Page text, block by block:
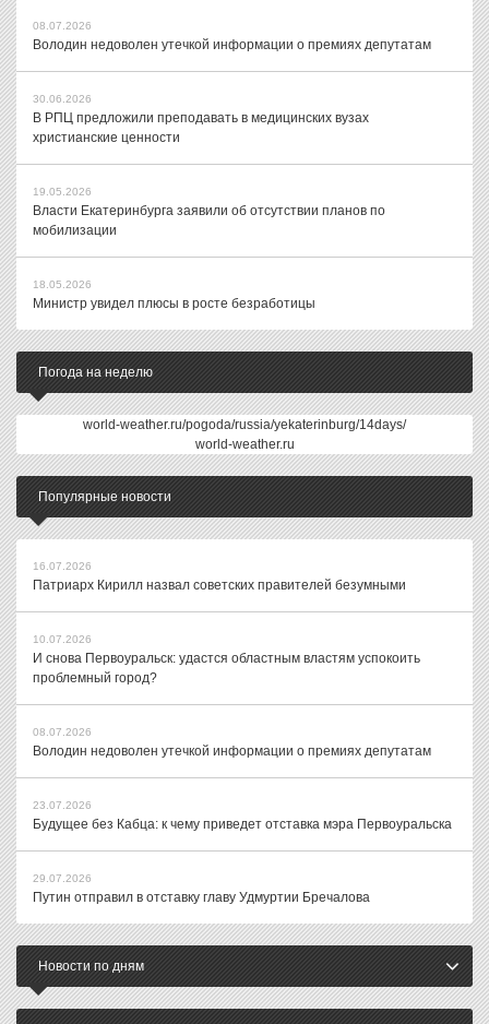
08.07.2026
Володин недоволен утечкой информации о премиях депутатам
30.06.2026
В РПЦ предложили преподавать в медицинских вузах
христианские ценности
19.05.2026
Власти Екатеринбурга заявили об отсутствии планов по
мобилизации
18.05.2026
Министр увидел плюсы в росте безработицы
Погода на неделю
world-weather.ru/pogoda/russia/yekaterinburg/14days/
world-weather.ru
Популярные новости
16.07.2026
Патриарх Кирилл назвал советских правителей безумными
10.07.2026
И снова Первоуральск: удастся областным властям успокоить
проблемный город?
08.07.2026
Володин недоволен утечкой информации о премиях депутатам
23.07.2026
Будущее без Кабца: к чему приведет отставка мэра Первоуральска
29.07.2026
Путин отправил в отставку главу Удмуртии Бречалова
Новости по дням